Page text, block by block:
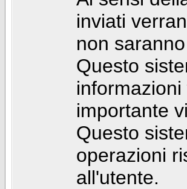
inviati
non
Questo
importante
Questo
operazioni
all'utente.